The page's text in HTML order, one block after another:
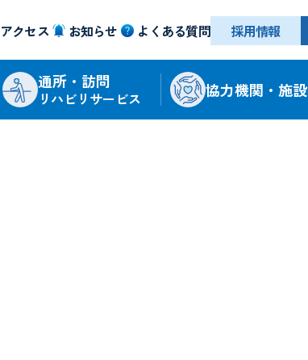
通所・訪問
リハビリサービス 協力機関・施設
アクセス お知らせ よくある質問 採用情報